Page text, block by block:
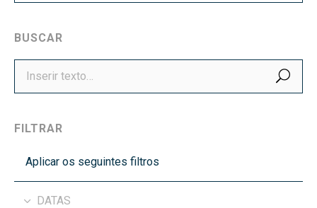
BUSCAR
FILTRAR
Aplicar os seguintes filtros
DATAS